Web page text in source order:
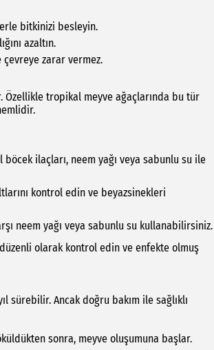
bitkinizi besleyin.
azaltın.
zarar vermez.
tropikal meyve ağaçlarında bu tür
ilaçları, neem yağı veya sabunlu su ile
kontrol edin ve beyazsinekleri
neem yağı veya sabunlu su kullanabilirsiniz.
olarak kontrol edin ve enfekte olmuş
sürebilir. Ancak doğru bakım ile sağlıklı
sonra, meyve oluşumuna başlar.